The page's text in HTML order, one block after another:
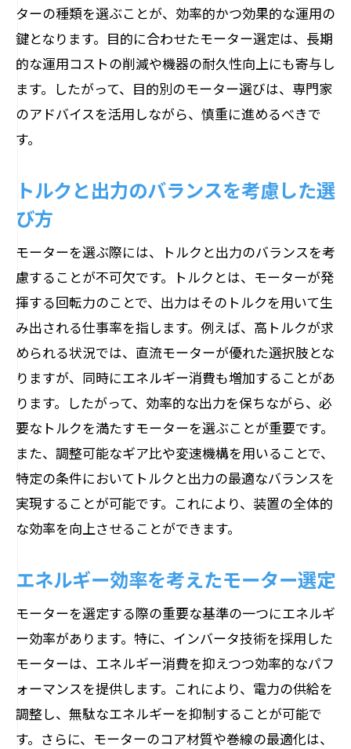
ターの種類を選ぶことが、効率的かつ効果的な運用の
鍵となります。目的に合わせたモーター選定は、長期
的な運用コストの削減や機器の耐久性向上にも寄与し
ます。したがって、目的別のモーター選びは、専門家
のアドバイスを活用しながら、慎重に進めるべきで
す。
トルクと出力のバランスを考慮した選
び方
モーターを選ぶ際には、トルクと出力のバランスを考
慮することが不可欠です。トルクとは、モーターが発
揮する回転力のことで、出力はそのトルクを用いて生
み出される仕事率を指します。例えば、高トルクが求
められる状況では、直流モーターが優れた選択肢とな
りますが、同時にエネルギー消費も増加することがあ
ります。したがって、効率的な出力を保ちながら、必
要なトルクを満たすモーターを選ぶことが重要です。
また、調整可能なギア比や変速機構を用いることで、
特定の条件においてトルクと出力の最適なバランスを
実現することが可能です。これにより、装置の全体的
な効率を向上させることができます。
エネルギー効率を考えたモーター選定
モーターを選定する際の重要な基準の一つにエネルギ
ー効率があります。特に、インバータ技術を採用した
モーターは、エネルギー消費を抑えつつ効率的なパフ
ォーマンスを提供します。これにより、電力の供給を
調整し、無駄なエネルギーを抑制することが可能で
す。さらに、モーターのコア材質や巻線の最適化は、